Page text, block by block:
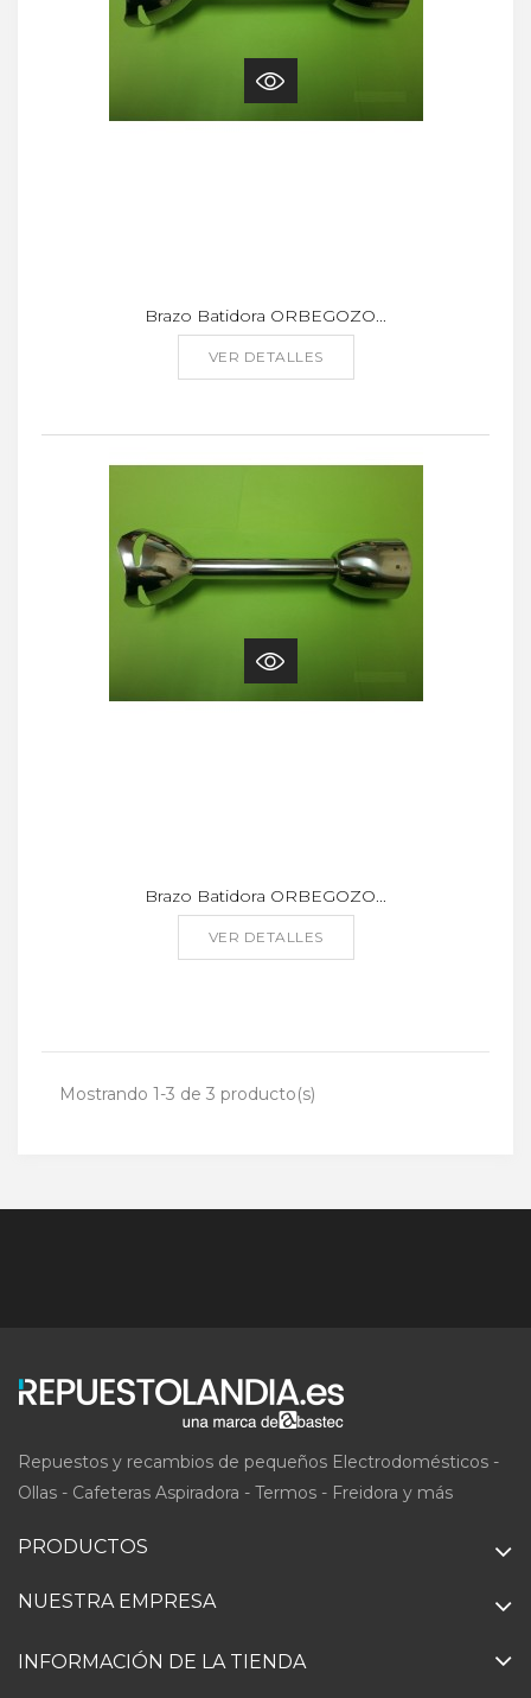
Brazo Batidora ORBEGOZO...
VER DETALLES
Brazo Batidora ORBEGOZO...
VER DETALLES
Mostrando 1-3 de 3 producto(s)
Repuestos y recambios de pequeños Electrodomésticos -
Ollas - Cafeteras Aspiradora - Termos - Freidora y más
PRODUCTOS
NUESTRA EMPRESA
INFORMACIÓN DE LA TIENDA